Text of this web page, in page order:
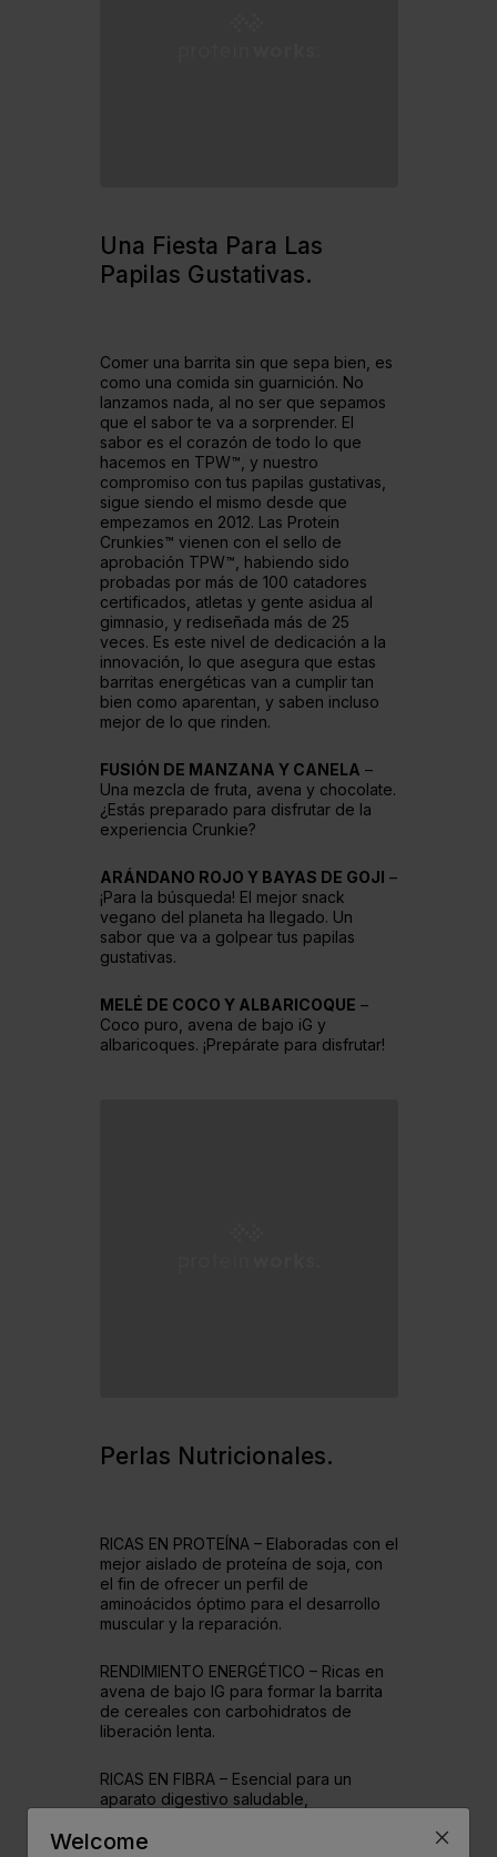
Una Fiesta Para Las
Papilas Gustativas.
Comer una barrita sin que sepa bien, es
como una comida sin guarnición. No
lanzamos nada, al no ser que sepamos
que el sabor te va a sorprender. El
sabor es el corazón de todo lo que
hacemos en TPW™, y nuestro
compromiso con tus papilas gustativas,
sigue siendo el mismo desde que
empezamos en 2012. Las Protein
Crunkies™ vienen con el sello de
aprobación TPW™, habiendo sido
probadas por más de 100 catadores
certificados, atletas y gente asidua al
gimnasio, y rediseñada más de 25
veces. Es este nivel de dedicación a la
innovación, lo que asegura que estas
barritas energéticas van a cumplir tan
bien como aparentan, y saben incluso
mejor de lo que rinden.
FUSIÓN DE MANZANA Y CANELA –
Una mezcla de fruta, avena y chocolate.
¿Estás preparado para disfrutar de la
experiencia Crunkie?
ARÁNDANO ROJO Y BAYAS DE GOJI –
¡Para la búsqueda! El mejor snack
vegano del planeta ha llegado. Un
sabor que va a golpear tus papilas
gustativas.
MELÉ DE COCO Y ALBARICOQUE –
Coco puro, avena de bajo iG y
albaricoques. ¡Prepárate para disfrutar!
Perlas Nutricionales.
RICAS EN PROTEÍNA – Elaboradas con el
mejor aislado de proteína de soja, con
el fin de ofrecer un perfil de
aminoácidos óptimo para el desarrollo
muscular y la reparación.
RENDIMIENTO ENERGÉTICO – Ricas en
avena de bajo IG para formar la barrita
de cereales con carbohidratos de
liberación lenta.
RICAS EN FIBRA – Esencial para un
aparato digestivo saludable,
tan bien como entran.
Welcome